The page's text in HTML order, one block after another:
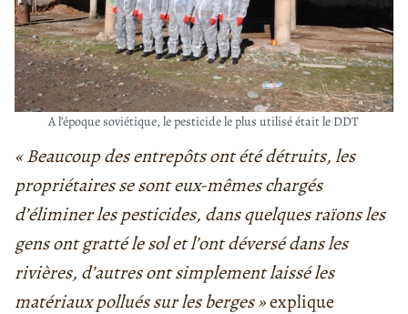
A l’époque soviétique, le pesticide le plus utilisé était le DDT
« Beaucoup des entrepôts ont été détruits, les
propriétaires se sont eux-mêmes chargés
d’éliminer les pesticides, dans quelques raïons les
gens ont gratté le sol et l’ont déversé dans les
rivières, d’autres ont simplement laissé les
matériaux pollués sur les berges »explique